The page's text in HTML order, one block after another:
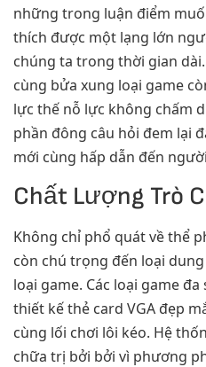
những trong luận điểm
thích được một lạng lớn
chúng ta trong thời gian
cùng bửa xung loại game
lực thế nỗ lực không chấm
phần đông câu hỏi đem lại
mới cùng hấp dẫn đến
Chất Lượng Trò
Không chỉ phổ quát về thể
còn chú trọng đến loại
loại game. Các loại game
thiết kế thẻ card VGA đẹp
cùng lối chơi lôi kéo. Hệ
chữa trị bởi bởi vì phương